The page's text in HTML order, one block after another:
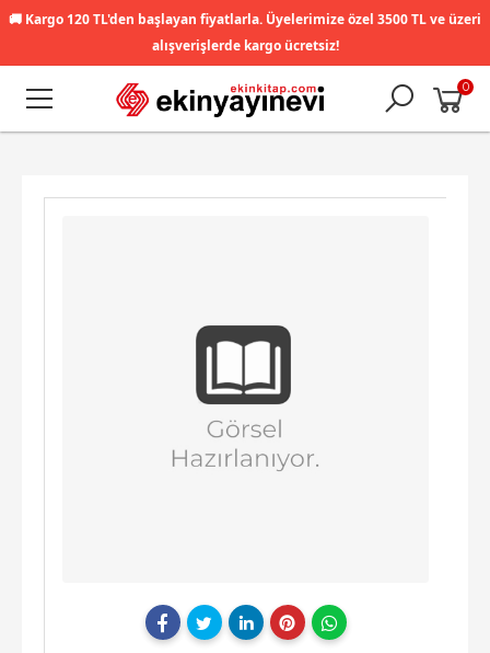
🚚 Kargo 120 TL'den başlayan fiyatlarla. Üyelerimize özel 3500 TL ve üzeri
alışverişlerde kargo ücretsiz!
0